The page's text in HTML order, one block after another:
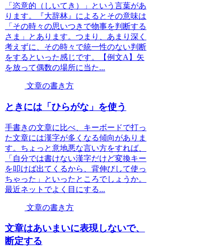
「恣意的（しいてき）」という言葉があ
ります。『大辞林』によるとその意味は
「その時々の思いつきで物事を判断する
さま」とあります。つまり、あまり深く
考えずに、その時々で統一性のない判断
をするといった感じです。【例文A】矢
を放って偶数の場所に当た...
文章の書き方
ときには「ひらがな」を使う
手書きの文章に比べ、キーボードで打っ
た文章には漢字が多くなる傾向がありま
す。ちょっと意地悪な言い方をすれば、
「自分では書けない漢字だけど変換キー
を叩けば出てくるから、背伸びして使っ
ちゃった」といったところでしょうか。
最近ネットでよく目にする...
文章の書き方
文章はあいまいに表現しないで、
断定する